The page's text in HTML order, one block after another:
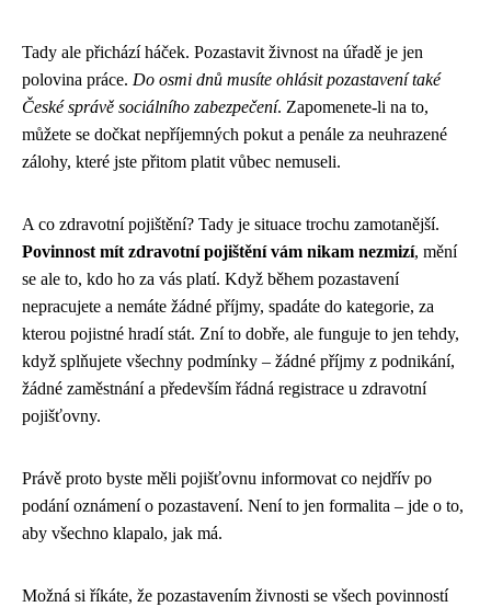
Tady ale přichází háček. Pozastavit živnost na úřadě je jen
polovina práce. Do osmi dnů musíte ohlásit pozastavení také
České správě sociálního zabezpečení. Zapomenete-li na to,
můžete se dočkat nepříjemných pokut a penále za neuhrazené
zálohy, které jste přitom platit vůbec nemuseli.
A co zdravotní pojištění? Tady je situace trochu zamotanější.
Povinnost mít zdravotní pojištění vám nikam nezmizí, mění
se ale to, kdo ho za vás platí. Když během pozastavení
nepracujete a nemáte žádné příjmy, spadáte do kategorie, za
kterou pojistné hradí stát. Zní to dobře, ale funguje to jen tehdy,
když splňujete všechny podmínky – žádné příjmy z podnikání,
žádné zaměstnání a především řádná registrace u zdravotní
pojišťovny.
Právě proto byste měli pojišťovnu informovat co nejdřív po
podání oznámení o pozastavení. Není to jen formalita – jde o to,
aby všechno klapalo, jak má.
Možná si říkáte, že pozastavením živnosti se všech povinností